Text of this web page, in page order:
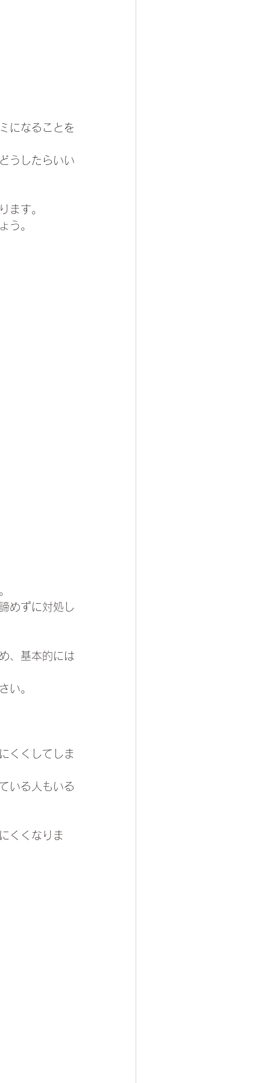
になることを
うしたらいい
ます。
う。
めずに対処し
、基本的には
い。
くくしてしま
いる人もいる
くくなりま